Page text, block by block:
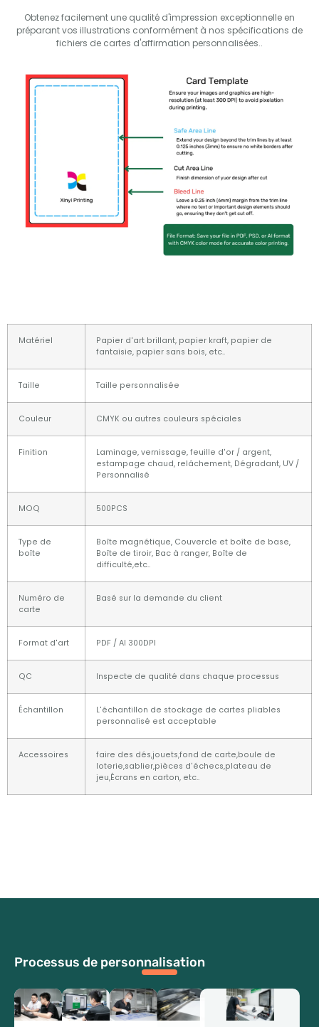
Obtenez facilement une qualité d'impression exceptionnelle en
préparant vos illustrations conformément à nos spécifications de
fichiers de cartes d'affirmation personnalisées..
Matériel
Papier d'art brillant, papier kraft, papier de
fantaisie, papier sans bois, etc..
Taille Taille personnalisée
Couleur CMYK ou autres couleurs spéciales
Finition
Laminage, vernissage, feuille d'or / argent,
estampage chaud, relâchement, Dégradant, UV /
Personnalisé
MOQ 500PCS
Type de
boîte
Boîte magnétique, Couvercle et boîte de base,
Boîte de tiroir, Bac à ranger, Boîte de
difficulté,etc..
Numéro de
carte
Basé sur la demande du client
Format d'art PDF / AI 300DPI
QC Inspecte de qualité dans chaque processus
Échantillon
L'échantillon de stockage de cartes pliables
personnalisé est acceptable
Accessoires
faire des dés,jouets,fond de carte,boule de
loterie,sablier,pièces d'échecs,plateau de
jeu,Écrans en carton, etc..
Processus de personnalisation